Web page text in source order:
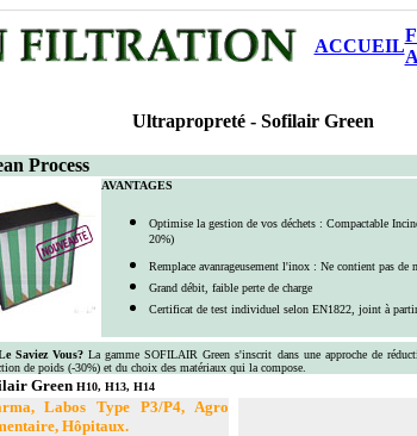
ACCUEIL
Ultrapropreté - Sofilair Green
Process
AVANTAGES
Optimise la gestion de vos déchets : Compactable
20%)
Remplace avanrageusement l'inox : Ne contient pas de
Grand débit, faible perte de charge
Certificat de test individuel selon EN1822, joint à
Saviez Vous?La gamme SOFILAIR Green s'inscrit dans une approche de
de poids (-30%) et du choix des matériaux qui la compose.
Green H10, H13, H14
Labos Type P3/P4, Agro
Hôpitaux.